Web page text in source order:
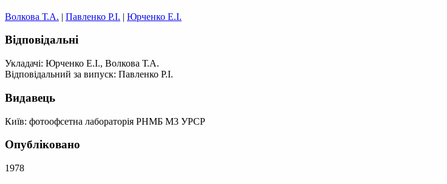
Волкова Т.А. | Павленко Р.І. | Юрченко Е.І.
Відповідальні
Укладачі: Юрченко Е.І., Волкова Т.А.
Відповідальний за випуск: Павленко Р.І.
Видавець
Київ: фотоофсетна лабораторія РНМБ М3 УРСР
Опубліковано
1978